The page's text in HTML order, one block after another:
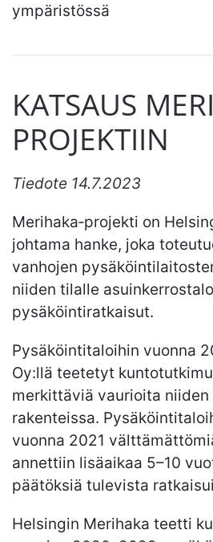
ympäristössä
KATSAUS
PROJEKTIIN
Tiedote 14.7.2023
Merihaka‐projekti on
johtama hanke, joka
vanhojen
niiden tilalle
pysäköintiratkaisut.
Pysäköintitaloihin vuonna
Oy:llä teetetyt
merkittäviä vaurioita niiden
rakenteissa.
vuonna 2021
annettiin lisäaikaa 5–10
päätöksiä tulevista
Helsingin Merihaka teetti